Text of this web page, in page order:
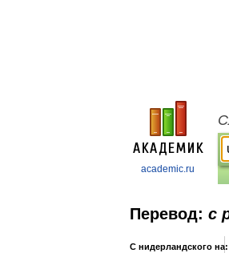
academic.ru
Перевод: с
С нидерландского на: